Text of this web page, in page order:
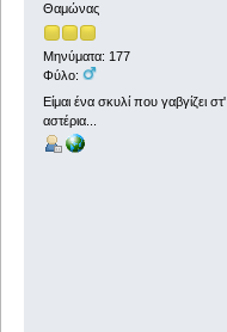
Θαμώνας
Μηνύματα: 177
Φύλο:
Είμαι ένα σκυλί που γαβγίζει στ'
αστέρια...